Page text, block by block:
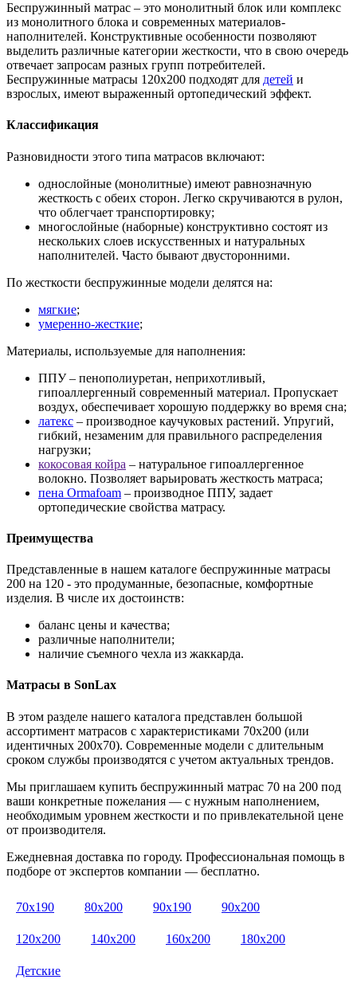
Беспружинный матрас – это монолитный блок или комплекс
из монолитного блока и современных материалов-
наполнителей. Конструктивные особенности позволяют
выделить различные категории жесткости, что в свою очередь
отвечает запросам разных групп потребителей.
Беспружинные матрасы 120x200 подходят для детей и
взрослых, имеют выраженный ортопедический эффект.
Классификация
Разновидности этого типа матрасов включают:
однослойные (монолитные) имеют равнозначную
жесткость с обеих сторон. Легко скручиваются в рулон,
что облегчает транспортировку;
многослойные (наборные) конструктивно состоят из
нескольких слоев искусственных и натуральных
наполнителей. Часто бывают двусторонними.
По жесткости беспружинные модели делятся на:
мягкие;
умеренно-жесткие;
Материалы, используемые для наполнения:
ППУ – пенополиуретан, неприхотливый,
гипоаллергенный современный материал. Пропускает
воздух, обеспечивает хорошую поддержку во время сна;
латекс – производное каучуковых растений. Упругий,
гибкий, незаменим для правильного распределения
нагрузки;
кокосовая койра – натуральное гипоаллергенное
волокно. Позволяет варьировать жесткость матраса;
пена Ormafoam – производное ППУ, задает
ортопедические свойства матрасу.
Преимущества
Представленные в нашем каталоге беспружинные матрасы
200 на 120 - это продуманные, безопасные, комфортные
изделия. В числе их достоинств:
баланс цены и качества;
различные наполнители;
наличие съемного чехла из жаккарда.
Матрасы в SonLax
В этом разделе нашего каталога представлен большой
ассортимент матрасов с характеристиками 70х200 (или
идентичных 200х70). Современные модели с длительным
сроком службы производятся с учетом актуальных трендов.
Мы приглашаем купить беспружинный матрас 70 на 200 под
ваши конкретные пожелания — с нужным наполнением,
необходимым уровнем жесткости и по привлекательной цене
от производителя.
Ежедневная доставка по городу. Профессиональная помощь в
подборе от экспертов компании — бесплатно.
70х190 80х200 90х190 90х200
120х200 140х200 160х200 180х200
Детские